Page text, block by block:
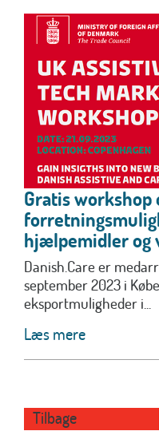
Gratis workshop
hjælpemidler og
Danish.Care er
september 2023 i
eksportmuligheder i...
Læs mere
Tilbage